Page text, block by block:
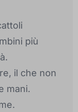
più
il che non
mani.